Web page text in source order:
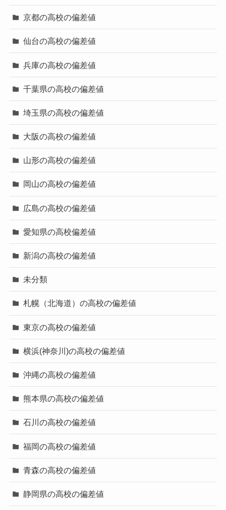
京都の高校の偏差値
仙台の高校の偏差値
兵庫の高校の偏差値
千葉県の高校の偏差値
埼玉県の高校の偏差値
大阪の高校の偏差値
山形の高校の偏差値
岡山の高校の偏差値
広島の高校の偏差値
愛知県の高校偏差値
新潟の高校の偏差値
未分類
札幌（北海道）の高校の偏差値
東京の高校の偏差値
横浜(神奈川)の高校の偏差値
沖縄の高校の偏差値
熊本県の高校の偏差値
石川の高校の偏差値
福岡の高校の偏差値
青森の高校の偏差値
静岡県の高校の偏差値